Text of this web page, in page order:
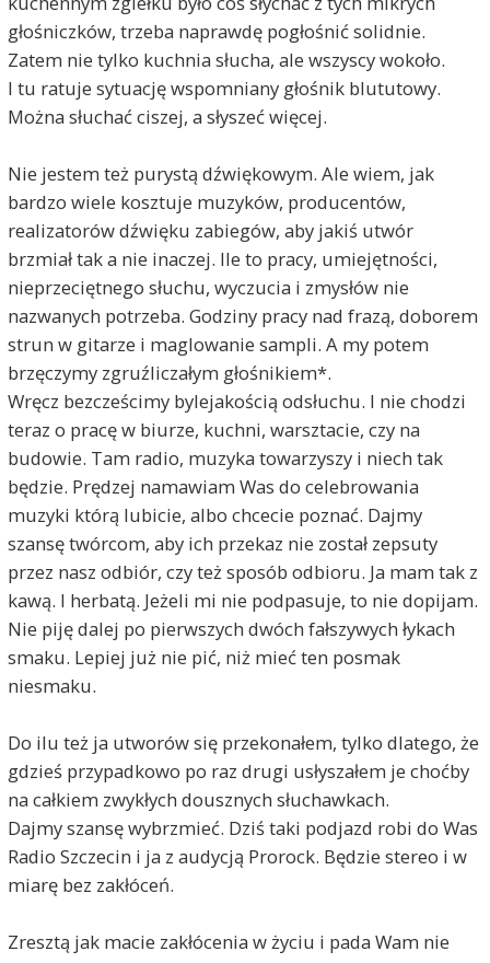
głośniczków, trzeba naprawdę pogłośnić solidnie.
Zatem nie tylko kuchnia słucha, ale wszyscy wokoło.
I tu ratuje sytuację wspomniany głośnik blututowy.
Można słuchać ciszej, a słyszeć więcej.
Nie jestem też purystą dźwiękowym. Ale wiem, jak
bardzo wiele kosztuje muzyków, producentów,
realizatorów dźwięku zabiegów, aby jakiś utwór
brzmiał tak a nie inaczej. Ile to pracy, umiejętności,
nieprzeciętnego słuchu, wyczucia i zmysłów nie
nazwanych potrzeba. Godziny pracy nad frazą, doborem
strun w gitarze i maglowanie sampli. A my potem
brzęczymy zgruźliczałym głośnikiem*.
Wręcz bezcześcimy bylejakością odsłuchu. I nie chodzi
teraz o pracę w biurze, kuchni, warsztacie, czy na
budowie. Tam radio, muzyka towarzyszy i niech tak
będzie. Prędzej namawiam Was do celebrowania
muzyki którą lubicie, albo chcecie poznać. Dajmy
szansę twórcom, aby ich przekaz nie został zepsuty
przez nasz odbiór, czy też sposób odbioru. Ja mam tak z
kawą. I herbatą. Jeżeli mi nie podpasuje, to nie dopijam.
Nie piję dalej po pierwszych dwóch fałszywych łykach
smaku. Lepiej już nie pić, niż mieć ten posmak
niesmaku.
Do ilu też ja utworów się przekonałem, tylko dlatego, że
gdzieś przypadkowo po raz drugi usłyszałem je choćby
na całkiem zwykłych dousznych słuchawkach.
Dajmy szansę wybrzmieć. Dziś taki podjazd robi do Was
Radio Szczecin i ja z audycją Prorock. Będzie stereo i w
miarę bez zakłóceń.
Zresztą jak macie zakłócenia w życiu i pada Wam nie